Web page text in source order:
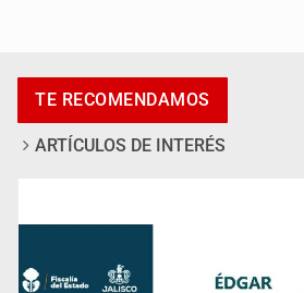
20 mil personas
TE RECOMENDAMOS
ARTÍCULOS DE INTERÉS